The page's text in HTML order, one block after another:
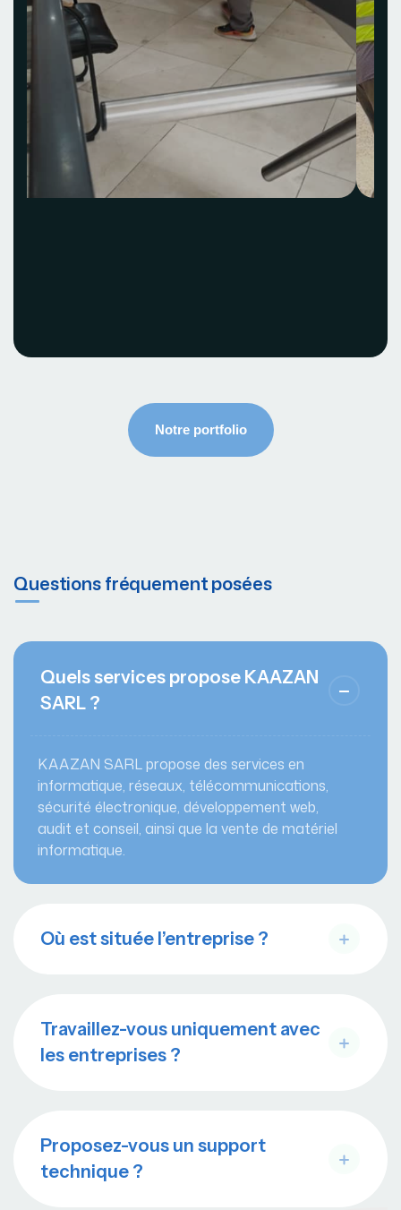
Voir le projet
Questions fréquement posées
Quels services propose KAAZAN
SARL ?
KAAZAN SARL propose des services en
informatique, réseaux, télécommunications,
sécurité électronique, développement web,
audit et conseil, ainsi que la vente de matériel
informatique.
Où est située l’entreprise ?
Travaillez-vous uniquement avec
les entreprises ?
Proposez-vous un support
technique ?